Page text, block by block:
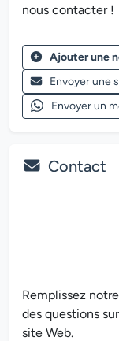
nous contacter !
Ajouter une
Envoyer une
Envoyer un
Contact
Remplissez
des questions
site Web.